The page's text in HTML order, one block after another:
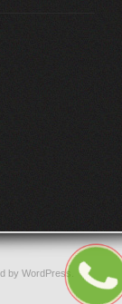
by WordPress